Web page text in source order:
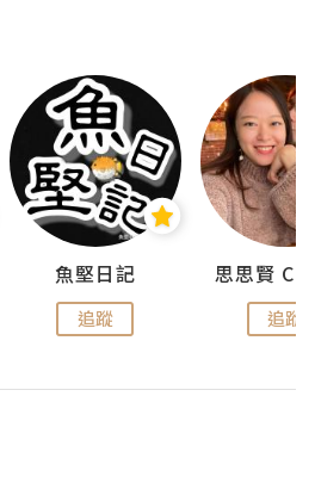
魚堅日記
追蹤 追蹤